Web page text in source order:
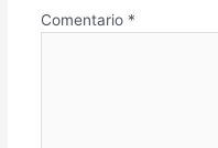
Comentario *